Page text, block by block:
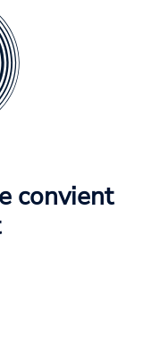
convient